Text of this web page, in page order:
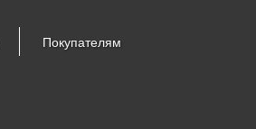
Покупателям